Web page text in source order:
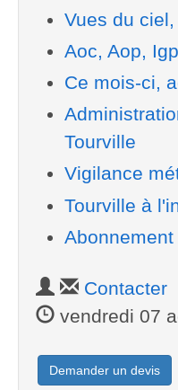
Vues du
Aoc, Aop,
Ce mois-ci,
Tourville
Vigilance
Tourville à
Contacter
vendredi 07
Demander un devis